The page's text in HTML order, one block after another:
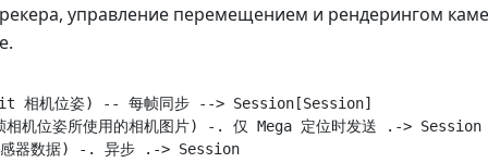
управление перемещением и рендерингом
相机位姿) -- 每帧同步 --> Session[Session]
机位姿所使用的相机图片) -. 仅 Mega 定位时发送 .-> Session
器数据) -. 异步 .-> Session